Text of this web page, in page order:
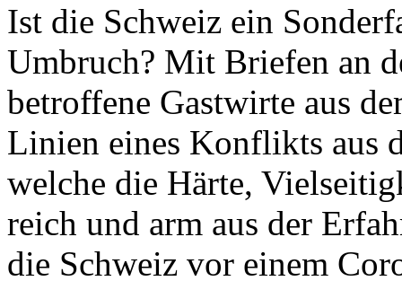
Ist die Schweiz ein
Umbruch? Mit Briefen an
betroffene Gastwirte aus
Linien eines Konflikts aus
welche die Härte,
reich und arm aus der
die Schweiz vor einem